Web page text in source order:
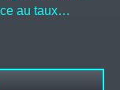
au taux…